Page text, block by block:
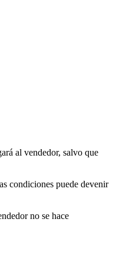
al vendedor, salvo que
condiciones puede devenir
no se hace